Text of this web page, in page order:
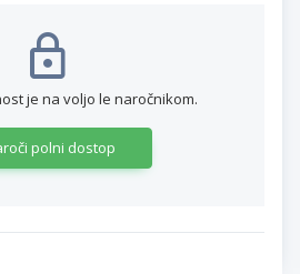
je na voljo le naročnikom.
polni dostop